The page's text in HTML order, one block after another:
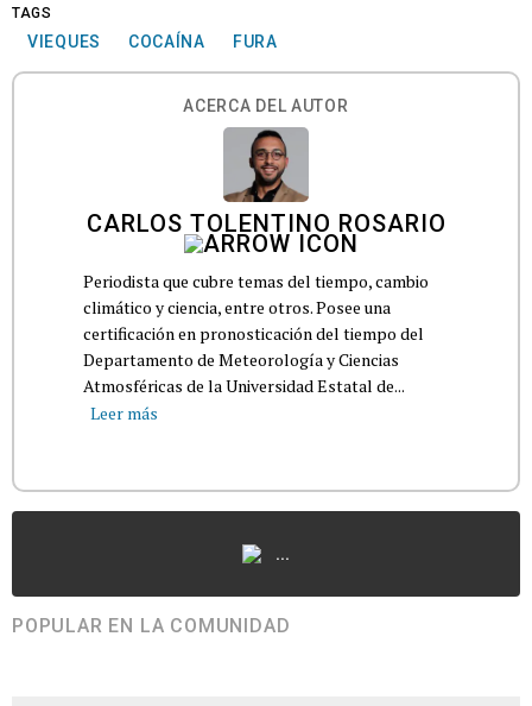
TAGS
VIEQUES COCAÍNA FURA
ACERCA DEL AUTOR
CARLOS TOLENTINO ROSARIO
Periodista que cubre temas del tiempo, cambio
climático y ciencia, entre otros. Posee una
certificación en pronosticación del tiempo del
Departamento de Meteorología y Ciencias
Atmosféricas de la Universidad Estatal de...
Leer más
...
POPULAR EN LA COMUNIDAD